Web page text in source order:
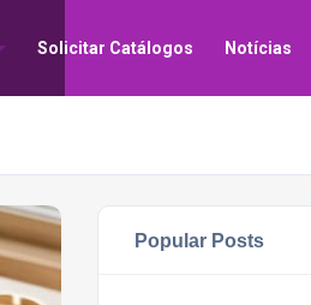
Solicitar Catálogos Notícias
Popular Posts